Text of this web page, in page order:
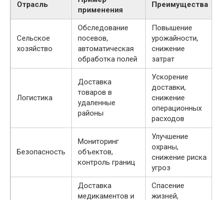
Отрасль
применения
Преимущества
Сельское
хозяйство
Обследование
посевов,
автоматическая
обработка полей
Повышение
урожайности,
снижение
затрат
Логистика
Доставка
товаров в
удаленные
районы
Ускорение
доставки,
снижение
операционных
расходов
Безопасность
Мониторинг
объектов,
контроль границ
Улучшение
охраны,
снижение риска
угроз
Доставка
медикаментов и
Спасение
жизней,